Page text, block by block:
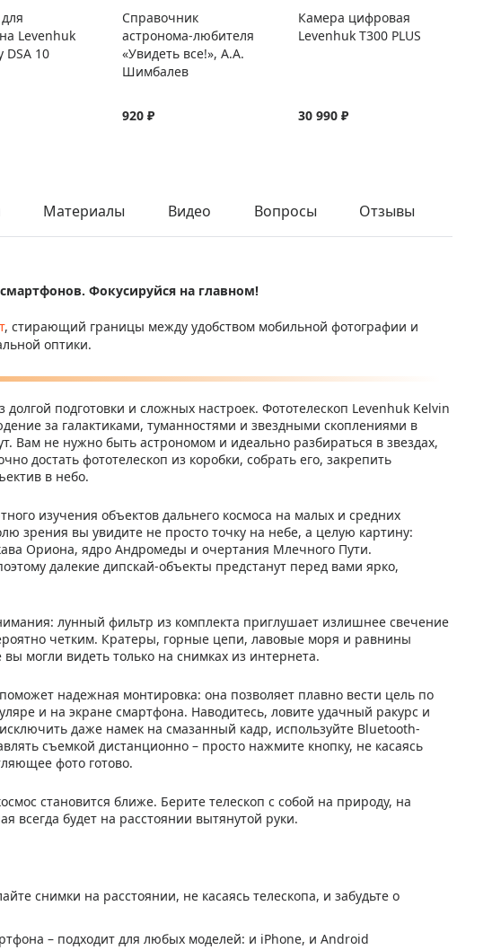
Levenhuk
DSA 10
Справочник
астронома-любителя
«Увидеть все!», А.А.
Шимбалев
920 ₽
Камера цифровая
Levenhuk T300 PLUS
30 990 ₽
Материалы Видео Вопросы Отзывы
Фокусируйся на главном!
, стирающий границы между удобством мобильной фотографии и
оптики.
долгой подготовки и сложных настроек. Фототелескоп Levenhuk Kelvin
за галактиками, туманностями и звездными скоплениями в
Вам не нужно быть астрономом и идеально разбираться в звездах,
достать фототелескоп из коробки, собрать его, закрепить
в небо.
изучения объектов дальнего космоса на малых и средних
зрения вы увидите не просто точку на небе, а целую картину:
Ориона, ядро Андромеды и очертания Млечного Пути.
далекие дипскай-объекты предстанут перед вами ярко,
лунный фильтр из комплекта приглушает излишнее свечение
четким. Кратеры, горные цепи, лавовые моря и равнины
могли видеть только на снимках из интернета.
надежная монтировка: она позволяет плавно вести цель по
и на экране смартфона. Наводитесь, ловите удачный ракурс и
даже намек на смазанный кадр, используйте Bluetooth-
съемкой дистанционно – просто нажмите кнопку, не касаясь
фото готово.
становится ближе. Берите телескоп с собой на природу, на
всегда будет на расстоянии вытянутой руки.
снимки на расстоянии, не касаясь телескопа, и забудьте о
– подходит для любых моделей: и iPhone, и Android